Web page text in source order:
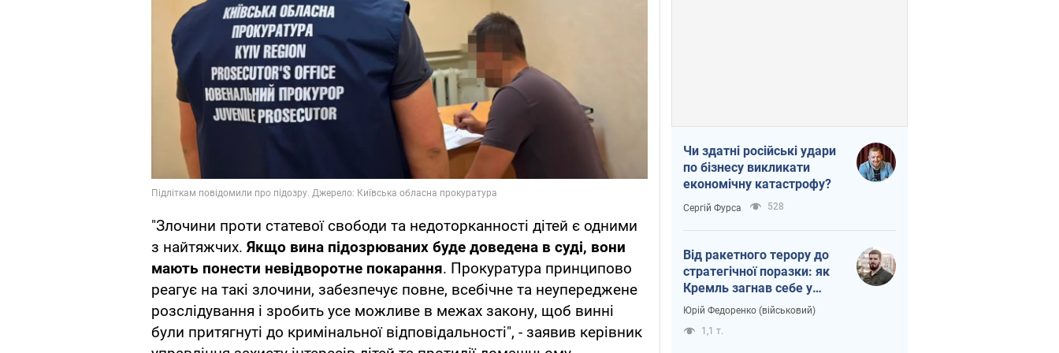
"Злочини проти статевої свободи та недоторканності дітей є одними
з найтяжчих. Якщо вина підозрюваних буде доведена в суді, вони
мають понести невідворотне покарання. Прокуратура принципово
реагує на такі злочини, забезпечує повне, всебічне та неупереджене
розслідування і зробить усе можливе в межах закону, щоб винні
були притягнуті до кримінальної відповідальності", - заявив керівник
Чи здатні російські удари
по бізнесу викликати
економічну катастрофу?
Сергій Фурса 528
Від ракетного терору до
стратегічної поразки: як
Кремль загнав себе у
пастку
Юрій Федоренко (військовий)
1,1 т.